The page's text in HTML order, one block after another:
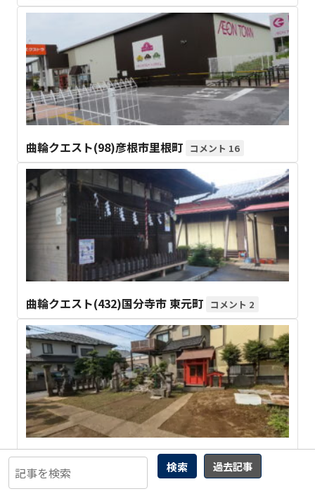
検索 過去記事
曲輪クエスト(98)彦根市里根町 16
曲輪クエスト(432)国分寺市 東元町 2
曲輪クエスト(319) 志木市 幸町４丁目